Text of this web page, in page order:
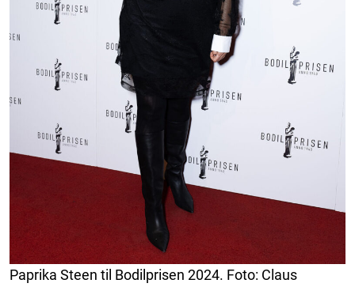
Paprika Steen til Bodilprisen 2024. Foto: Claus